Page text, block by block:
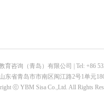
育咨询（青岛）有限公司 | Tel: +86
东省青岛市市南区闽江路2号1单元
ⓒ YBM Sisa Co.,Ltd. All Rights